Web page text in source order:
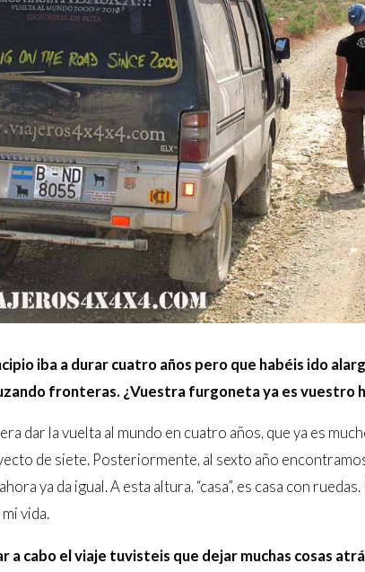
iba a durar cuatro años pero que habéis ido
fronteras. ¿Vuestra furgoneta ya es vuestro
dar la vuelta al mundo en cuatro años, que ya es
de siete. Posteriormente, al sexto año
ya da igual. A esta altura, “casa”, es casa con
vida.
a cabo el viaje tuvisteis que dejar muchas cosas